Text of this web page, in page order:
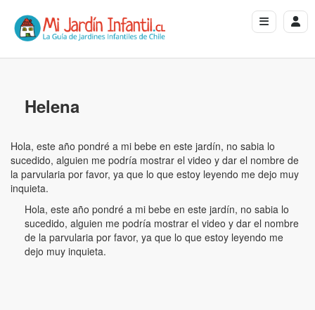
Helena
Hola, este año pondré a mi bebe en este jardín, no sabia lo
sucedido, alguien me podría mostrar el video y dar el nombre de
la parvularia por favor, ya que lo que estoy leyendo me dejo muy
inquieta.
Hola, este año pondré a mi bebe en este jardín, no sabia lo
sucedido, alguien me podría mostrar el video y dar el nombre
de la parvularia por favor, ya que lo que estoy leyendo me
dejo muy inquieta.